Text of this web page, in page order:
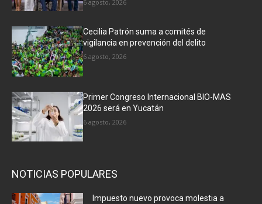
6 agosto, 2026
Cecilia Patrón suma a comités de
vigilancia en prevención del delito
6 agosto, 2026
Primer Congreso Internacional BIO-MAS
2026 será en Yucatán
6 agosto, 2026
NOTICIAS POPULARES
Impuesto nuevo provoca molestia a